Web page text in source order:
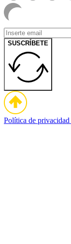
SUSCRÍBETE
Política de privacidad